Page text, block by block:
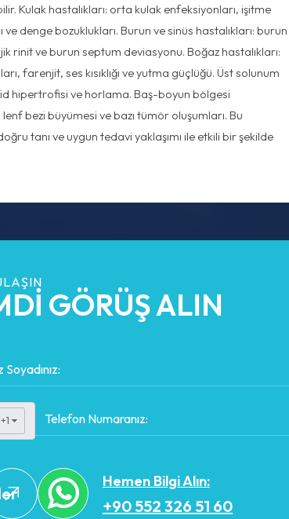
Kulak hastalıkları: orta kulak enfeksiyonları, işitme
ve denge bozuklukları. Burun ve sinüs hastalıkları: burun
rinit ve burun septum deviasyonu. Boğaz hastalıkları:
farenjit, ses kısıklığı ve yutma güçlüğü. Üst solunum
hipertrofisi ve horlama. Baş-boyun bölgesi
lenf bezi büyümesi ve bazı tümör oluşumları. Bu
tanı ve uygun tedavi yaklaşımı ile etkili bir şekilde
GÖRÜŞ ALIN
+1 ▼
Hemen Bilgi Alın:
+90 552 326 51 60